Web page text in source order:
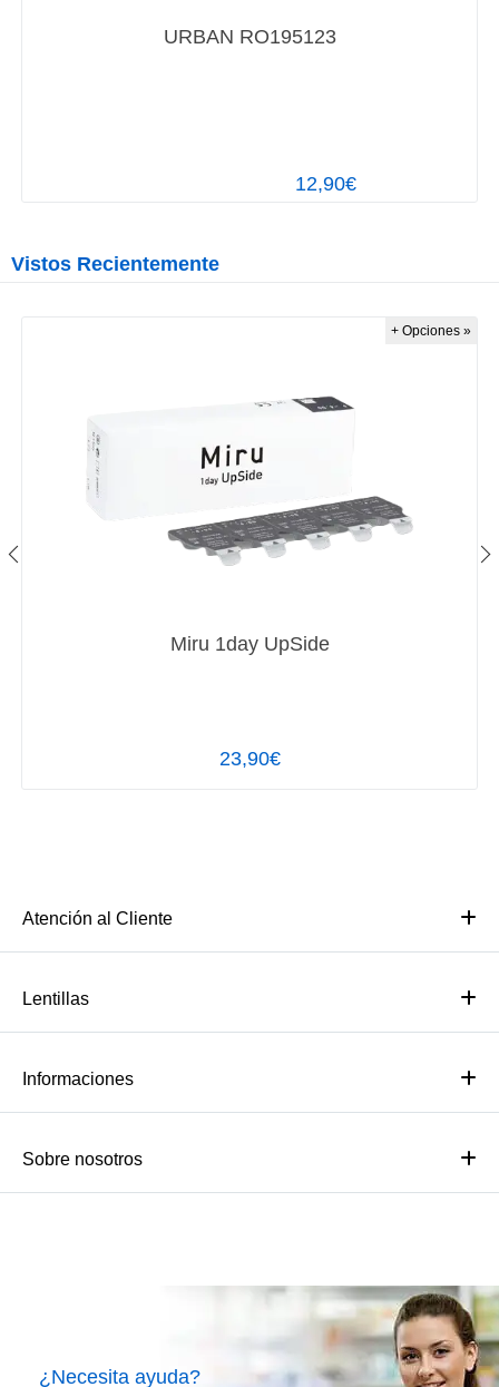
URBAN RO195123
12,90€
Vistos Recientemente
Miru 1day UpSide
23,90€
+ Opciones »
Atención al Cliente
Lentillas
Informaciones
Sobre nosotros
¿Necesita ayuda?